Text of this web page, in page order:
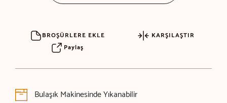
BROŞÜRLERE EKLE
KARŞILAŞTIR
Paylaş
Bulaşık Makinesinde Yıkanabilir